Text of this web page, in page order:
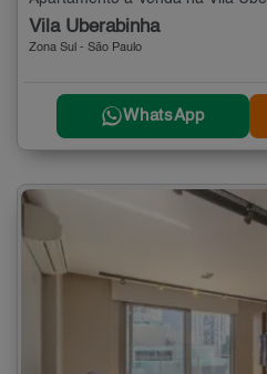
Vila Uberabinha
Zona Sul - São Paulo
WhatsApp